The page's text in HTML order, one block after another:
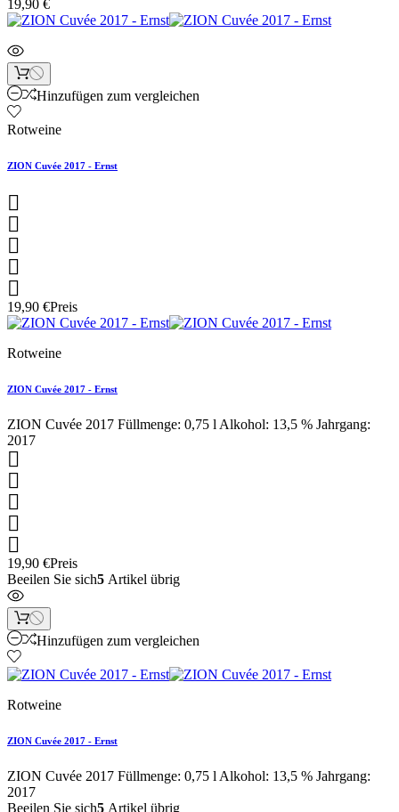
19,90 €
Hinzufügen zum vergleichen
Rotweine
ZION Cuvée 2017 - Ernst





19,90 €Preis
Rotweine
ZION Cuvée 2017 - Ernst
ZION Cuvée 2017 Füllmenge: 0,75 l Alkohol: 13,5 % Jahrgang:
2017





19,90 €Preis
Beeilen Sie sich5 Artikel übrig
Hinzufügen zum vergleichen
Rotweine
ZION Cuvée 2017 - Ernst
ZION Cuvée 2017 Füllmenge: 0,75 l Alkohol: 13,5 % Jahrgang:
2017
Beeilen Sie sich5 Artikel übrig